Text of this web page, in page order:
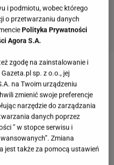
odżywianie Anji Rubik?
kosztuje durian i
w Tajlandii, durian
i podmiotu, wobec którego
o przetwarzaniu danych
Polityka Prywatności
Agora S.A.
zgodę na zainstalowanie i
sp. z o.o., jej
na Twoim urządzeniu
zmienić swoje preferencje
narzędzie do zarządzania
danych poprzez
” w stopce serwisu i
Zmiana
jest także za pomocą ustawień